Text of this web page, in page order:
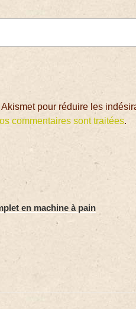
pour réduire les
commentaires sont traitées.
en machine à pain